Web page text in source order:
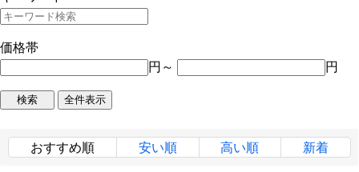
価格帯
円～
円
おすすめ順 安い順 高い順
新着